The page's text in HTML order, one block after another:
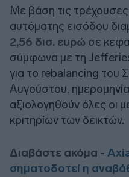
Με βάση τις τρέχουσες
αυτόματης εισόδου
2,56 δισ. ευρώ σε
σύμφωνα με τη
για το rebalancing του
Αυγούστου,
αξιολογηθούν όλες οι
κριτηρίων των δεικτών.
Διαβάστε ακόμα -
σηματοδοτεί η